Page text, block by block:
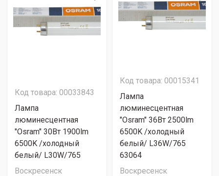
Код товара: 00033843
Лампа
люминесцентная
"Osram" 30Вт 1900lm
6500K /холодный
белый/ L30W/765
Воскресенск
Код товара: 00015341
Лампа
люминесцентная
"Osram" 36Вт 2500lm
6500K /холодный
белый/ L36W/765
63064
Воскресенск